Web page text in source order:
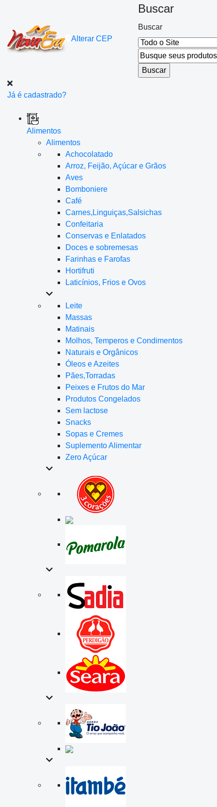
Alterar CEP
Buscar
Buscar
Já é cadastrado?
Alimentos
Alimentos
Achocolatado
Arroz, Feijão, Açúcar e Grãos
Aves
Bomboniere
Café
Carnes,Linguiças,Salsichas
Confeitaria
Conservas e Enlatados
Doces e sobremesas
Farinhas e Farofas
Hortifruti
Laticínios, Frios e Ovos
Leite
Massas
Matinais
Molhos, Temperos e Condimentos
Naturais e Orgânicos
Óleos e Azeites
Pães,Torradas
Peixes e Frutos do Mar
Produtos Congelados
Sem lactose
Snacks
Sopas e Cremes
Suplemento Alimentar
Zero Açúcar